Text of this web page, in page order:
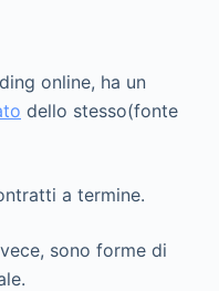
online, ha un
dello stesso(fonte
a termine.
sono forme di